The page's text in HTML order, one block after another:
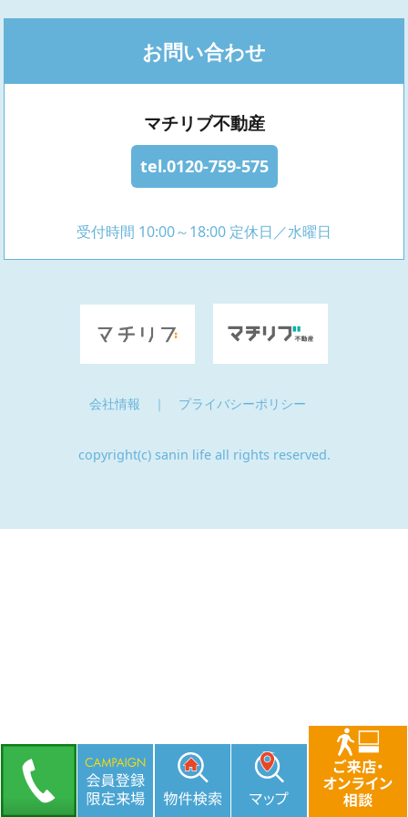
お問い合わせ
マチリブ不動産
tel.0120-759-575
受付時間 10:00～18:00 定休日／水曜日
会社情報 ｜ プライバシーポリシー
copyright(c) sanin life all rights reserved.